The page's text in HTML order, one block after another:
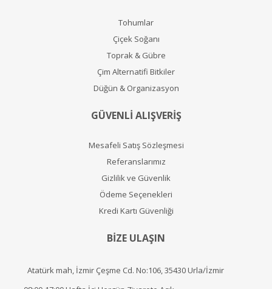
Tohumlar
Çiçek Soğanı
Toprak & Gübre
Çim Alternatifi Bitkiler
Düğün & Organizasyon
GÜVENLİ ALIŞVERİŞ
Mesafeli Satış Sözleşmesi
Referanslarımız
Gizlilik ve Güvenlik
Ödeme Seçenekleri
Kredi Kartı Güvenliği
BİZE ULAŞIN
Atatürk mah, İzmir Çeşme Cd. No:106, 35430 Urla/İzmir